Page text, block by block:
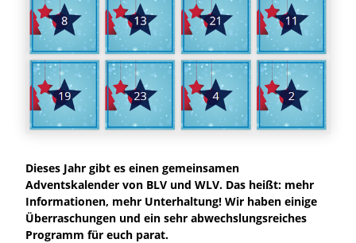
Dieses Jahr gibt es einen gemeinsamen
Adventskalender von BLV und WLV. Das heißt: mehr
Informationen, mehr Unterhaltung! Wir haben einige
Überraschungen und ein sehr abwechslungsreiches
Programm für euch parat.